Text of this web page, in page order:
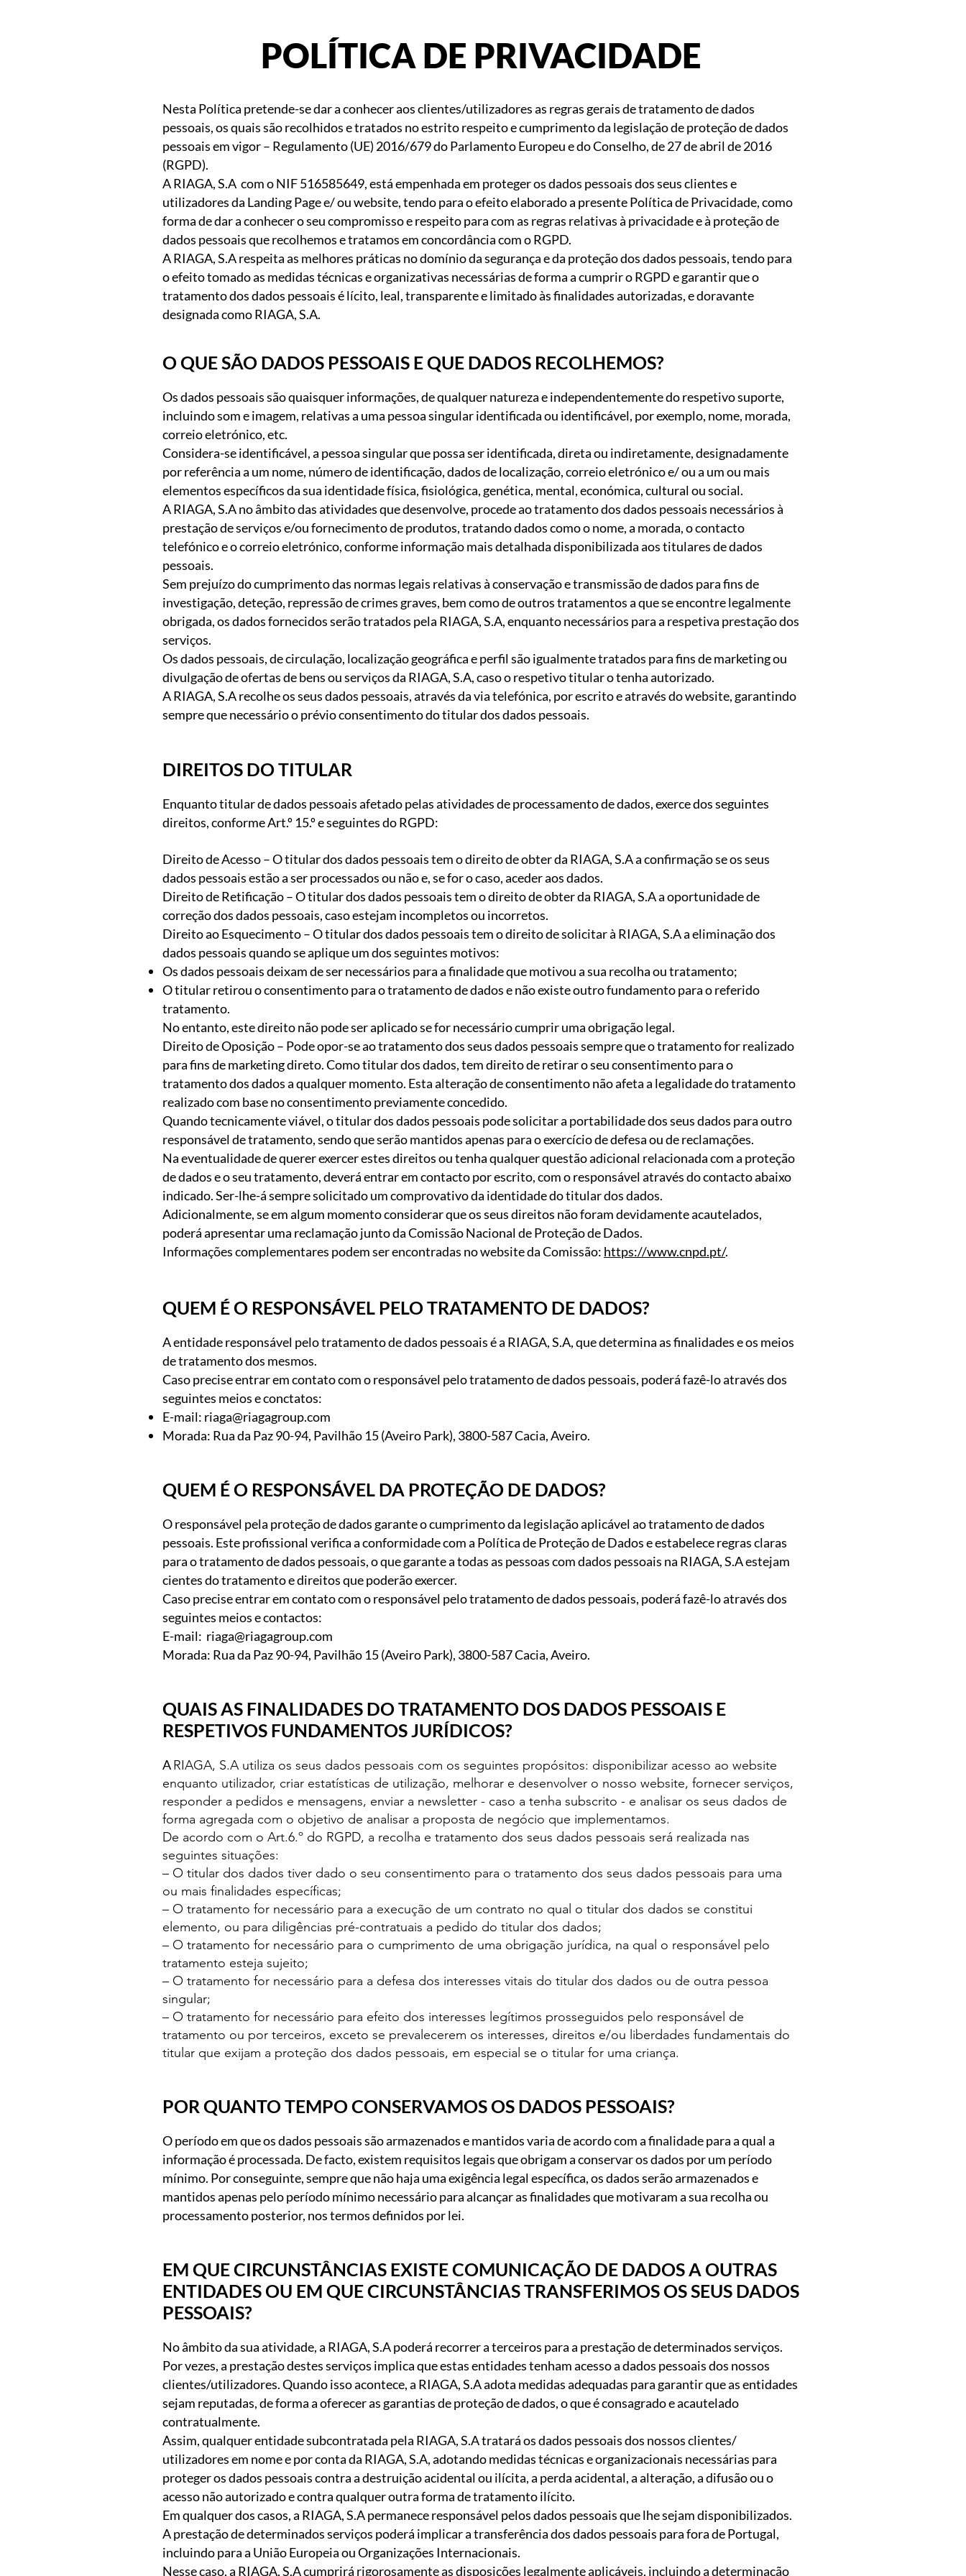
POLÍTICA DE PRIVACIDADE
Nesta Política pretende-se dar a conhecer aos clientes/utilizadores as regras gerais de tratamento de dados
pessoais, os quais são recolhidos e tratados no estrito respeito e cumprimento da legislação de proteção de dados
pessoais em vigor – Regulamento (UE) 2016/679 do Parlamento Europeu e do Conselho, de 27 de abril de 2016
(RGPD).
A RIAGA, S.A com o NIF 516585649, está empenhada em proteger os dados pessoais dos seus clientes e
utilizadores da Landing Page e/ ou website, tendo para o efeito elaborado a presente Política de Privacidade, como
forma de dar a conhecer o seu compromisso e respeito para com as regras relativas à privacidade e à proteção de
dados pessoais que recolhemos e tratamos em concordância com o RGPD.
A RIAGA, S.A respeita as melhores práticas no domínio da segurança e da proteção dos dados pessoais, tendo para
o efeito tomado as medidas técnicas e organizativas necessárias de forma a cumprir o RGPD e garantir que o
tratamento dos dados pessoais é lícito, leal, transparente e limitado às finalidades autorizadas, e doravante
designada como RIAGA, S.A.
O QUE SÃO DADOS PESSOAIS E QUE DADOS RECOLHEMOS?
Os dados pessoais são quaisquer informações, de qualquer natureza e independentemente do respetivo suporte,
incluindo som e imagem, relativas a uma pessoa singular identificada ou identificável, por exemplo, nome, morada,
correio eletrónico, etc.
Considera-se identificável, a pessoa singular que possa ser identificada, direta ou indiretamente, designadamente
por referência a um nome, número de identificação, dados de localização, correio eletrónico e/ ou a um ou mais
elementos específicos da sua identidade física, fisiológica, genética, mental, económica, cultural ou social.
A RIAGA, S.A no âmbito das atividades que desenvolve, procede ao tratamento dos dados pessoais necessários à
prestação de serviços e/ou fornecimento de produtos, tratando dados como o nome, a morada, o contacto
telefónico e o correio eletrónico, conforme informação mais detalhada disponibilizada aos titulares de dados
pessoais.
Sem prejuízo do cumprimento das normas legais relativas à conservação e transmissão de dados para fins de
investigação, deteção, repressão de crimes graves, bem como de outros tratamentos a que se encontre legalmente
obrigada, os dados fornecidos serão tratados pela RIAGA, S.A, enquanto necessários para a respetiva prestação dos
serviços.
Os dados pessoais, de circulação, localização geográfica e perfil são igualmente tratados para fins de marketing ou
divulgação de ofertas de bens ou serviços da RIAGA, S.A, caso o respetivo titular o tenha autorizado.
A RIAGA, S.A recolhe os seus dados pessoais, através da via telefónica, por escrito e através do website, garantindo
sempre que necessário o prévio consentimento do titular dos dados pessoais.
DIREITOS DO TITULAR
Enquanto titular de dados pessoais afetado pelas atividades de processamento de dados, exerce dos seguintes
direitos, conforme Art.º 15.º e seguintes do RGPD:
Direito de Acesso – O titular dos dados pessoais tem o direito de obter da RIAGA, S.A a confirmação se os seus
dados pessoais estão a ser processados ou não e, se for o caso, aceder aos dados.
Direito de Retificação – O titular dos dados pessoais tem o direito de obter da RIAGA, S.A a oportunidade de
correção dos dados pessoais, caso estejam incompletos ou incorretos.
Direito ao Esquecimento – O titular dos dados pessoais tem o direito de solicitar à RIAGA, S.A a eliminação dos
dados pessoais quando se aplique um dos seguintes motivos:
Os dados pessoais deixam de ser necessários para a finalidade que motivou a sua recolha ou tratamento;
O titular retirou o consentimento para o tratamento de dados e não existe outro fundamento para o referido
tratamento.
No entanto, este direito não pode ser aplicado se for necessário cumprir uma obrigação legal.
Direito de Oposição – Pode opor-se ao tratamento dos seus dados pessoais sempre que o tratamento for realizado
para fins de marketing direto. Como titular dos dados, tem direito de retirar o seu consentimento para o
tratamento dos dados a qualquer momento. Esta alteração de consentimento não afeta a legalidade do tratamento
realizado com base no consentimento previamente concedido.
Quando tecnicamente viável, o titular dos dados pessoais pode solicitar a portabilidade dos seus dados para outro
responsável de tratamento, sendo que serão mantidos apenas para o exercício de defesa ou de reclamações.
Na eventualidade de querer exercer estes direitos ou tenha qualquer questão adicional relacionada com a proteção
de dados e o seu tratamento, deverá entrar em contacto por escrito, com o responsável através do contacto abaixo
indicado. Ser-lhe-á sempre solicitado um comprovativo da identidade do titular dos dados.
Adicionalmente, se em algum momento considerar que os seus direitos não foram devidamente acautelados,
poderá apresentar uma reclamação junto da Comissão Nacional de Proteção de Dados.
Informações complementares podem ser encontradas no website da Comissão: https://www.cnpd.pt/.
QUEM É O RESPONSÁVEL PELO TRATAMENTO DE DADOS?
A entidade responsável pelo tratamento de dados pessoais é a RIAGA, S.A, que determina as finalidades e os meios
de tratamento dos mesmos.
Caso precise entrar em contato com o responsável pelo tratamento de dados pessoais, poderá fazê-lo através dos
seguintes meios e conctatos:
E-mail: riaga@riagagroup.com
Morada: Rua da Paz 90-94, Pavilhão 15 (Aveiro Park), 3800-587 Cacia, Aveiro.
QUEM É O RESPONSÁVEL DA PROTEÇÃO DE DADOS?
O responsável pela proteção de dados garante o cumprimento da legislação aplicável ao tratamento de dados
pessoais. Este profissional verifica a conformidade com a Política de Proteção de Dados e estabelece regras claras
para o tratamento de dados pessoais, o que garante a todas as pessoas com dados pessoais na RIAGA, S.A estejam
cientes do tratamento e direitos que poderão exercer.
Caso precise entrar em contato com o responsável pelo tratamento de dados pessoais, poderá fazê-lo através dos
seguintes meios e contactos:
E-mail: riaga@riagagroup.com
Morada: Rua da Paz 90-94, Pavilhão 15 (Aveiro Park), 3800-587 Cacia, Aveiro.
QUAIS AS FINALIDADES DO TRATAMENTO DOS DADOS PESSOAIS E
RESPETIVOS FUNDAMENTOS JURÍDICOS?
ARIAGA, S.A utiliza os seus dados pessoais com os seguintes propósitos: disponibilizar acesso ao website
enquanto utilizador, criar estatísticas de utilização, melhorar e desenvolver o nosso website, fornecer serviços,
responder a pedidos e mensagens, enviar a newsletter - caso a tenha subscrito - e analisar os seus dados de
forma agregada com o objetivo de analisar a proposta de negócio que implementamos.
De acordo com o Art.6.º do RGPD, a recolha e tratamento dos seus dados pessoais será realizada nas
seguintes situações:
– O titular dos dados tiver dado o seu consentimento para o tratamento dos seus dados pessoais para uma
ou mais finalidades específicas;
– O tratamento for necessário para a execução de um contrato no qual o titular dos dados se constitui
elemento, ou para diligências pré-contratuais a pedido do titular dos dados;
– O tratamento for necessário para o cumprimento de uma obrigação jurídica, na qual o responsável pelo
tratamento esteja sujeito;
– O tratamento for necessário para a defesa dos interesses vitais do titular dos dados ou de outra pessoa
singular;
– O tratamento for necessário para efeito dos interesses legítimos prosseguidos pelo responsável de
tratamento ou por terceiros, exceto se prevalecerem os interesses, direitos e/ou liberdades fundamentais do
titular que exijam a proteção dos dados pessoais, em especial se o titular for uma criança.
POR QUANTO TEMPO CONSERVAMOS OS DADOS PESSOAIS?
O período em que os dados pessoais são armazenados e mantidos varia de acordo com a finalidade para a qual a
informação é processada. De facto, existem requisitos legais que obrigam a conservar os dados por um período
mínimo. Por conseguinte, sempre que não haja uma exigência legal específica, os dados serão armazenados e
mantidos apenas pelo período mínimo necessário para alcançar as finalidades que motivaram a sua recolha ou
processamento posterior, nos termos definidos por lei.
EM QUE CIRCUNSTÂNCIAS EXISTE COMUNICAÇÃO DE DADOS A OUTRAS
ENTIDADES OU EM QUE CIRCUNSTÂNCIAS TRANSFERIMOS OS SEUS DADOS
PESSOAIS?
No âmbito da sua atividade, a RIAGA, S.A poderá recorrer a terceiros para a prestação de determinados serviços.
Por vezes, a prestação destes serviços implica que estas entidades tenham acesso a dados pessoais dos nossos
clientes/utilizadores. Quando isso acontece, a RIAGA, S.A adota medidas adequadas para garantir que as entidades
sejam reputadas, de forma a oferecer as garantias de proteção de dados, o que é consagrado e acautelado
contratualmente.
Assim, qualquer entidade subcontratada pela RIAGA, S.A tratará os dados pessoais dos nossos clientes/
utilizadores em nome e por conta da RIAGA, S.A, adotando medidas técnicas e organizacionais necessárias para
proteger os dados pessoais contra a destruição acidental ou ilícita, a perda acidental, a alteração, a difusão ou o
acesso não autorizado e contra qualquer outra forma de tratamento ilícito.
Em qualquer dos casos, a RIAGA, S.A permanece responsável pelos dados pessoais que lhe sejam disponibilizados.
A prestação de determinados serviços poderá implicar a transferência dos dados pessoais para fora de Portugal,
incluindo para a União Europeia ou Organizações Internacionais.
Nesse caso, a RIAGA, S.A cumprirá rigorosamente as disposições legalmente aplicáveis, incluindo a determinação